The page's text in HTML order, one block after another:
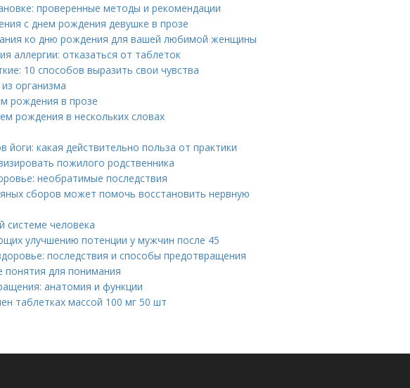
проверенные методы и рекомендации
с днем рождения девушке в прозе
ко дню рождения для вашей любимой женщины
аллергии: отказаться от таблеток
10 способов выразить свои чувства
организма
рождения в прозе
рождения в нескольких словах
йоги: какая действительно польза от практики
пожилого родственника
необратимые последствия
сборов может помочь восстановить нервную
системе человека
улучшению потенции у мужчин после 45
последствия и способы предотвращения
для понимания
анатомия и функции
таблетках массой 100 мг 50 шт